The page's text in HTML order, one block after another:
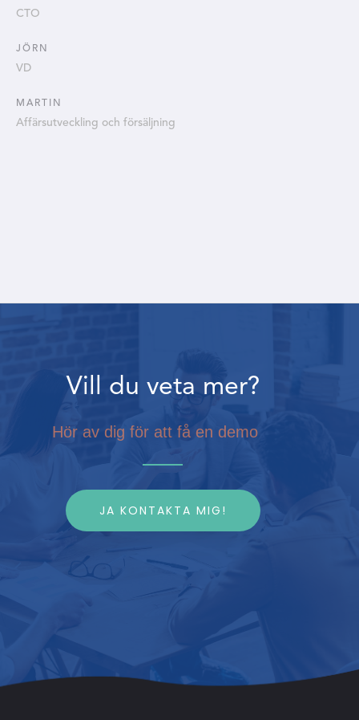
CTO
JÖRN
VD
MARTIN
Affärsutveckling och försäljning
Vill du veta mer?
Hör av dig för att få en demo
JA KONTAKTA MIG!